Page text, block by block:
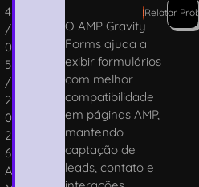
4
/
0
5
/
2
0
2
6
A
O AMP Gravity
Forms ajuda a
exibir formulários
com melhor
compatibilidade
em páginas AMP,
mantendo
captação de
leads, contato e
!Relatar